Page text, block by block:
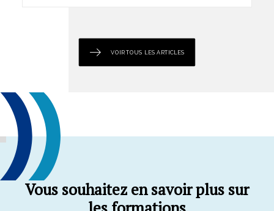
VOIR TOUS LES ARTICLES
Vous souhaitez en savoir plus sur